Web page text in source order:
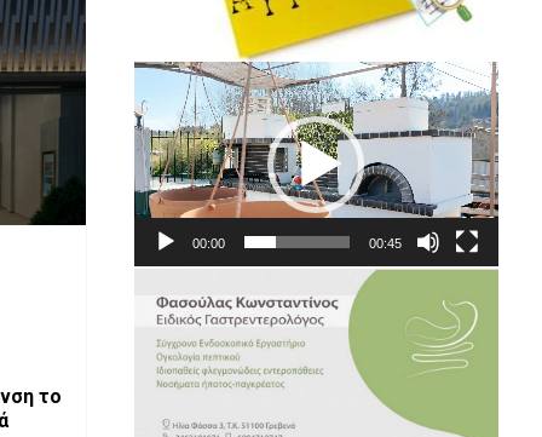
το
Πρόγραμμα
Αναπαραγωγής
Βίντεο
00:00 00:45